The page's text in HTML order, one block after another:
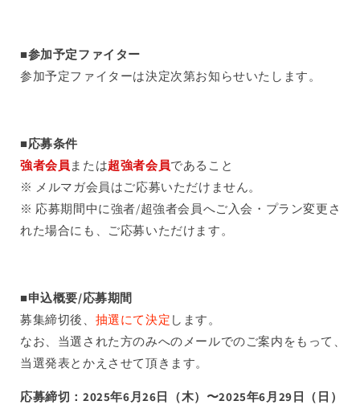
■参加予定ファイター
参加予定ファイターは決定次第お知らせいたします。
■応募条件
強者会員 または超強者会員であること
※ メルマガ会員はご応募いただけません。
※ 応募期間中に強者/超強者会員へご入会・ プラン変更さ
れた場合にも、ご応募いただけます。
■申込概要/応募期間
募集締切後、 抽選にて決定 します。
なお、当選された方のみへのメールでのご案内をもって、
当選発表とかえさせて頂きます。
応募締切：2025年6月26日（木）〜2025年6月29日（日）